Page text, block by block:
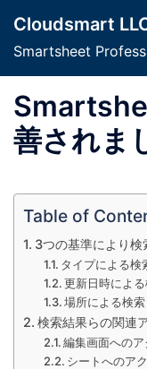
ン
Cloudsmart
Smartsheet
善されま
Table of
3つの基準により検
タイプによる検
更新日時によ
場所による検索
検索結果らの関連
編集画面へのア
シートへのア